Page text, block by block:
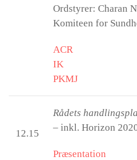
Ordstyrer: Charan
Komiteen for
ACR
IK
PKMJ
12.15
Rådets
– inkl. Horizon
Præsentation